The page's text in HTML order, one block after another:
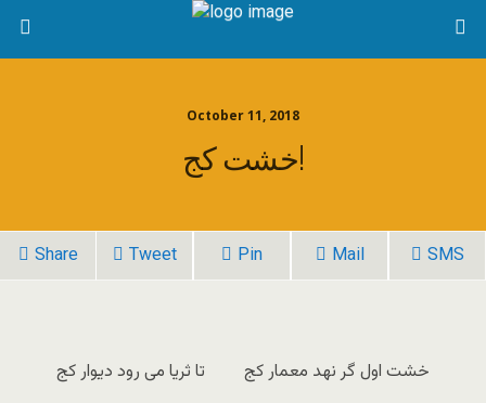
October 11, 2018
خشت کج!
Share Tweet Pin Mail SMS
خشت اول گر نهد معمار کج تا ثریا می رود دیوار کج